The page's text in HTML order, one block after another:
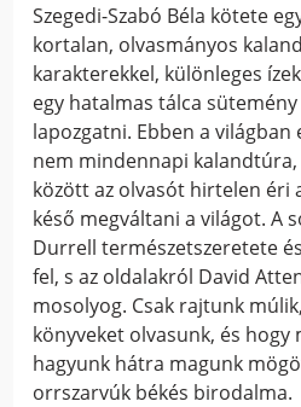
Szegedi-Szabó Béla kötete
kortalan, olvasmányos
karakterekkel, különleges
egy hatalmas tálca
lapozgatni. Ebben a
nem mindennapi
között az olvasót hirtelen éri
késő megváltani a világot. A
Durrell természetszeretete
fel, s az oldalakról David
mosolyog. Csak rajtunk
könyveket olvasunk, és
hagyunk hátra magunk
orrszarvúk békés birodalma.